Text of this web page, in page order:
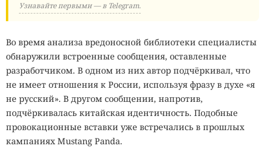
Узнавайте первыми — в Telegram.
Во время анализа вредоносной библиотеки специалисты
обнаружили встроенные сообщения, оставленные
разработчиком. В одном из них автор подчёркивал, что
не имеет отношения к России, используя фразу в духе «я
не русский». В другом сообщении, напротив,
подчёркивалась китайская идентичность. Подобные
провокационные вставки уже встречались в прошлых
кампаниях Mustang Panda.